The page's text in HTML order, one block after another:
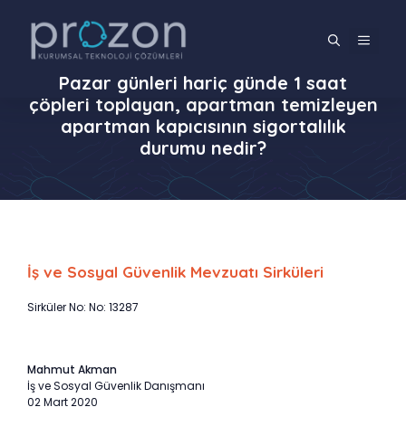
MENÜ
Pazar günleri hariç günde 1 saat
çöpleri toplayan, apartman temizleyen
apartman kapıcısının sigortalılık
durumu nedir?
İş ve Sosyal Güvenlik Mevzuatı Sirküleri
Sirküler No: No: 13287
Mahmut Akman
İş ve Sosyal Güvenlik Danışmanı
02 Mart 2020